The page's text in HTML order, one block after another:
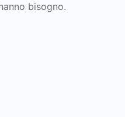
bisogno.